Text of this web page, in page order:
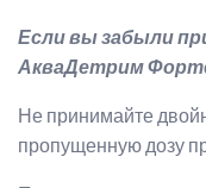
Если вы забыли
АкваДетрим
Не принимайте
пропущенную дозу